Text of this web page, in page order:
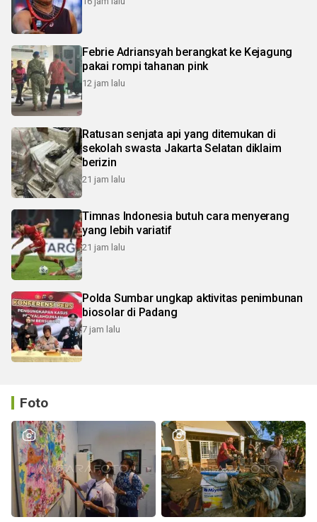
Febrie Adriansyah berangkat ke Kejagung
pakai rompi tahanan pink
12 jam lalu
Ratusan senjata api yang ditemukan di
sekolah swasta Jakarta Selatan diklaim
berizin
21 jam lalu
Timnas Indonesia butuh cara menyerang
yang lebih variatif
21 jam lalu
Polda Sumbar ungkap aktivitas penimbunan
biosolar di Padang
7 jam lalu
Foto